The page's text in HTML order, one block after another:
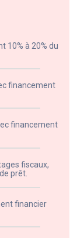
10% à 20% du
financement
financement
fiscaux,
prêt.
financier